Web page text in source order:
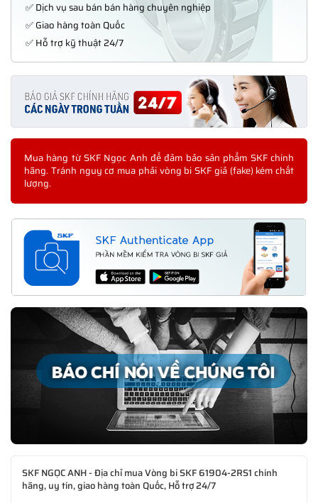
✅ Dịch vụ sau bán bán hàng chuyên nghiệp
✅ Giao hàng toàn Quốc
✅ Hỗ trợ kỹ thuật 24/7
Mua hàng từ SKF Ngọc Anh để đảm bảo sản phẩm SKF chính
hãng. Tránh nguy cơ mua phải vòng bi SKF giả (fake) kém chất
lượng.
SKF NGỌC ANH - Địa chỉ mua Vòng bi SKF 61904-2RS1 chính
hãng, uy tín, giao hàng toàn Quốc, Hỗ trợ 24/7